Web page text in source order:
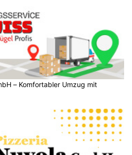
– Komfortabler Umzug mit